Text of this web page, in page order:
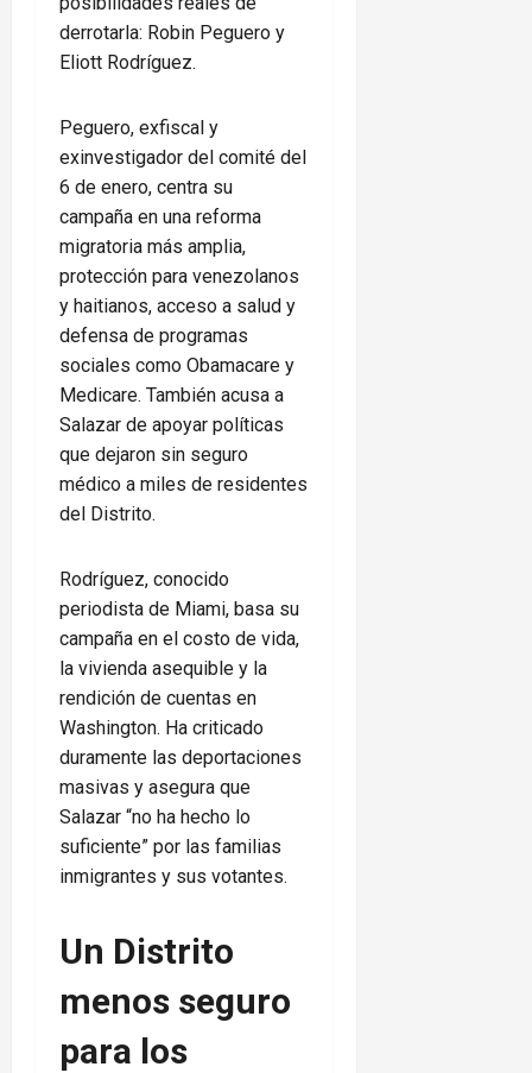
derrotarla: Robin Peguero y
Eliott Rodríguez.
Peguero, exfiscal y
exinvestigador del comité del
6 de enero, centra su
campaña en una reforma
migratoria más amplia,
protección para venezolanos
y haitianos, acceso a salud y
defensa de programas
sociales como Obamacare y
Medicare. También acusa a
Salazar de apoyar políticas
que dejaron sin seguro
médico a miles de residentes
del Distrito.
Rodríguez, conocido
periodista de Miami, basa su
campaña en el costo de vida,
la vivienda asequible y la
rendición de cuentas en
Washington. Ha criticado
duramente las deportaciones
masivas y asegura que
Salazar “no ha hecho lo
suficiente” por las familias
inmigrantes y sus votantes.
Un Distrito
menos seguro
para los